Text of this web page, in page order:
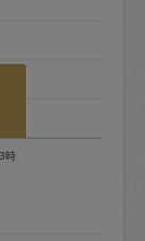
ット
時